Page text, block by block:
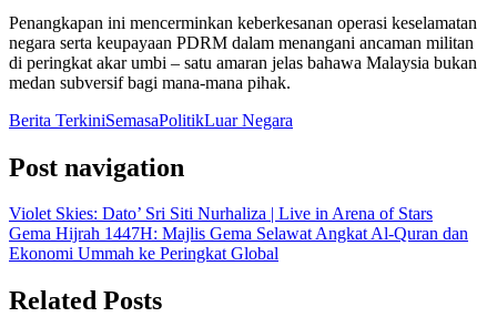
Penangkapan ini mencerminkan keberkesanan operasi keselamatan
negara serta keupayaan PDRM dalam menangani ancaman militan
di peringkat akar umbi – satu amaran jelas bahawa Malaysia bukan
medan subversif bagi mana-mana pihak.
Berita TerkiniSemasaPolitikLuar Negara
Post navigation
Violet Skies: Dato’ Sri Siti Nurhaliza | Live in Arena of Stars
Gema Hijrah 1447H: Majlis Gema Selawat Angkat Al-Quran dan
Ekonomi Ummah ke Peringkat Global
Related Posts